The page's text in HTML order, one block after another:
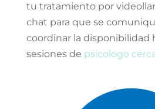
tu tratamiento por
chat para que se
coordinar la disponibilidad
sesiones de psicologo